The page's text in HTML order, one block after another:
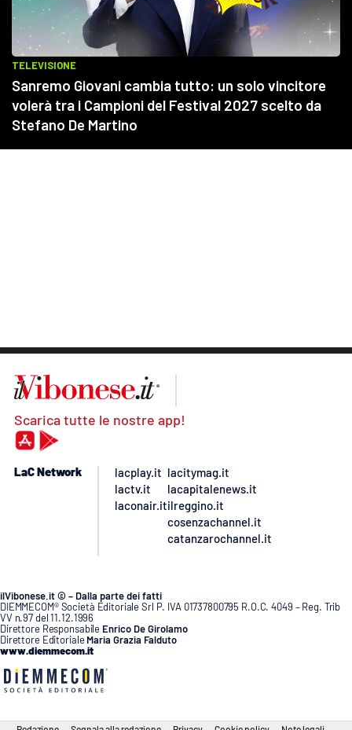
Scarica tutte le nostre app!
LaC Network
lacplay.it
lactv.it
laconair.it
lacitymag.it
lacapitalenews.it
ilreggino.it
cosenzachannel.it
catanzarochannel.it
ilVibonese.it © – Dalla parte dei fatti
DIEMMECOM® Società Editoriale Srl P. IVA 01737800795 R.O.C. 4049 – Reg. Trib
VV n.97 del 11.12.1996
Direttore Responsabile Enrico De Girolamo
Direttore Editoriale Maria Grazia Falduto
www.diemmecom.it